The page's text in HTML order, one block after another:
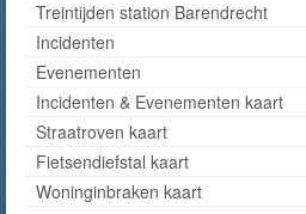
Treintijden station Barendrecht
Incidenten
Evenementen
Incidenten & Evenementen kaart
Straatroven kaart
Fietsendiefstal kaart
Woninginbraken kaart